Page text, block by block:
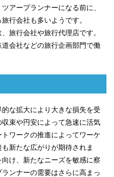
アープランナーになる前に、
行会社も多いようです。
旅行会社や旅行代理店です。
会社などの旅行企画部門で働
な拡大により大きな損失を受
束や円安によって急速に活気
ワークの推進によってワーケ
新たな広がりが期待されま
け、新たなニーズを敏感に察
ンナーの需要はさらに高まっ